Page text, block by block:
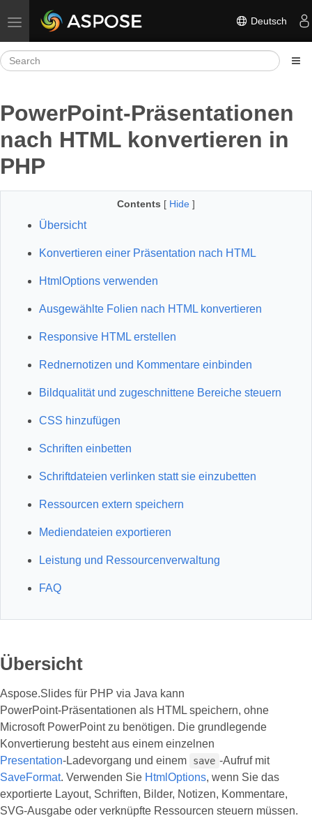
Toggle navigation Deutsch
PowerPoint-Präsentationen
nach HTML konvertieren in
PHP
Contents [ Hide ]
Übersicht
Konvertieren einer Präsentation nach HTML
HtmlOptions verwenden
Ausgewählte Folien nach HTML konvertieren
Responsive HTML erstellen
Rednernotizen und Kommentare einbinden
Bildqualität und zugeschnittene Bereiche steuern
CSS hinzufügen
Schriften einbetten
Schriftdateien verlinken statt sie einzubetten
Ressourcen extern speichern
Mediendateien exportieren
Leistung und Ressourcenverwaltung
FAQ
Übersicht
Aspose.Slides für PHP via Java kann
PowerPoint‑Präsentationen als HTML speichern, ohne
Microsoft PowerPoint zu benötigen. Die grundlegende
Konvertierung besteht aus einem einzelnen
Presentation‑Ladevorgang und einem save ‑Aufruf mit
SaveFormat. Verwenden Sie HtmlOptions, wenn Sie das
exportierte Layout, Schriften, Bilder, Notizen, Kommentare,
SVG‑Ausgabe oder verknüpfte Ressourcen steuern müssen.